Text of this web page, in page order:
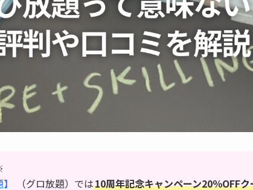
（グロ放題）では10周年記念キャンペーン20％OFF